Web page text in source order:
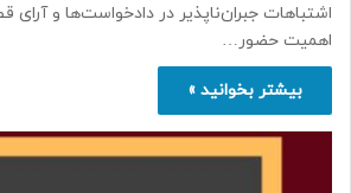
اشتباهات جبران‌ناپذیر در دادخواست‌ها و آرای
اهمیت حضور…
بیشتر بخوانید »